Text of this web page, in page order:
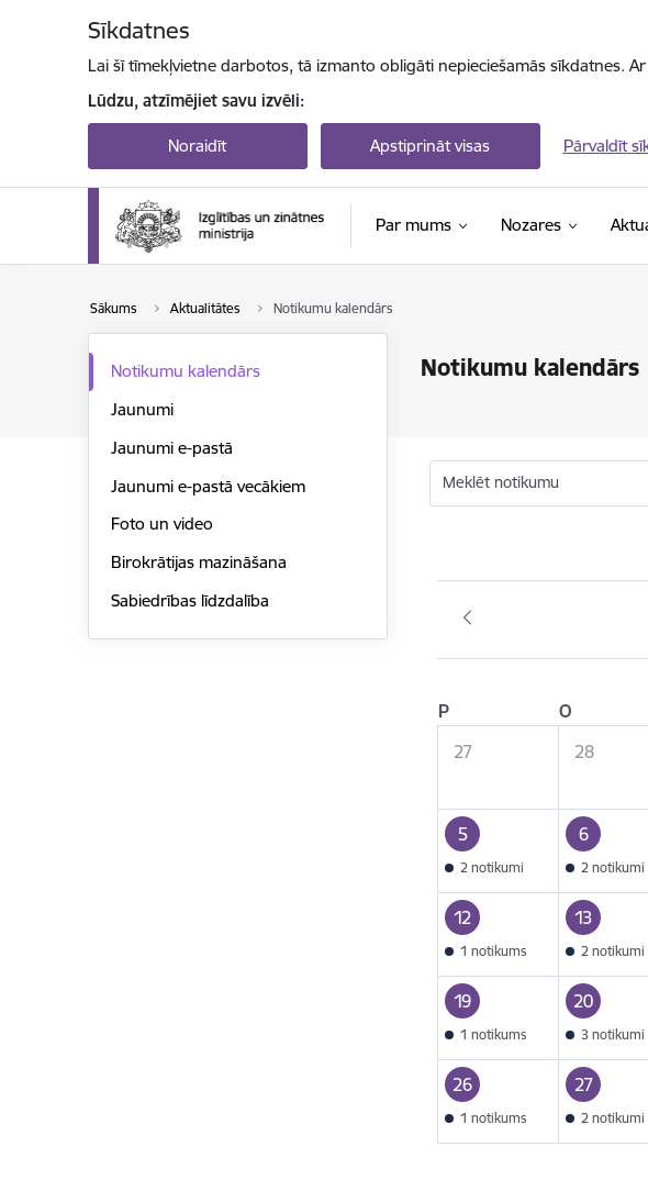
Sīkdatnes
Lai šī tīmekļvietne darbotos, tā izmanto obligāti nepieciešamās sīkdatnes.
Lūdzu, atzīmējiet savu izvēli:
Noraidīt Apstiprināt visas Pārvaldīt
Par mums Nozares
Sākums Aktualitātes Notikumu kalendārs
Notikumu kalendārs
Notikumu kalendārs
Jaunumi
Jaunumi e-pastā
Jaunumi e-pastā vecākiem
Foto un video
Birokrātijas mazināšana
Sabiedrības līdzdalība
Meklēt notikumu
P O
27
28
5
2 notikumi
6
2 notikumi
12
1 notikums
13
2 notikumi
19
1 notikums
20
3 notikumi
26
1 notikums
27
2 notikumi